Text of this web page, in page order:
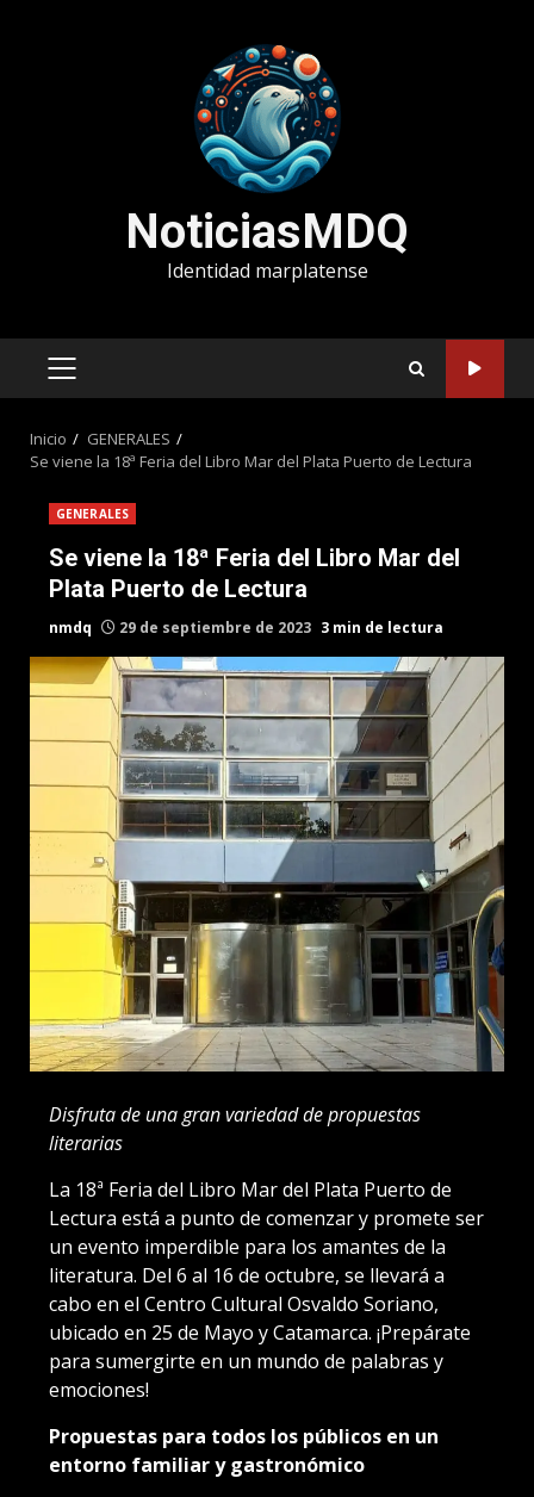
NoticiasMDQ
Identidad marplatense
MENÚ
Inicio
GENERALES
Se viene la 18ª Feria del Libro Mar del Plata Puerto de Lectura
GENERALES
Se viene la 18ª Feria del Libro Mar del
Plata Puerto de Lectura
nmdq 29 de septiembre de 2023 3 min de lectura
Disfruta de una gran variedad de propuestas
literarias
La 18ª Feria del Libro Mar del Plata Puerto de
Lectura está a punto de comenzar y promete ser
un evento imperdible para los amantes de la
literatura. Del 6 al 16 de octubre, se llevará a
cabo en el Centro Cultural Osvaldo Soriano,
ubicado en 25 de Mayo y Catamarca. ¡Prepárate
para sumergirte en un mundo de palabras y
emociones!
Propuestas para todos los públicos en un
entorno familiar y gastronómico